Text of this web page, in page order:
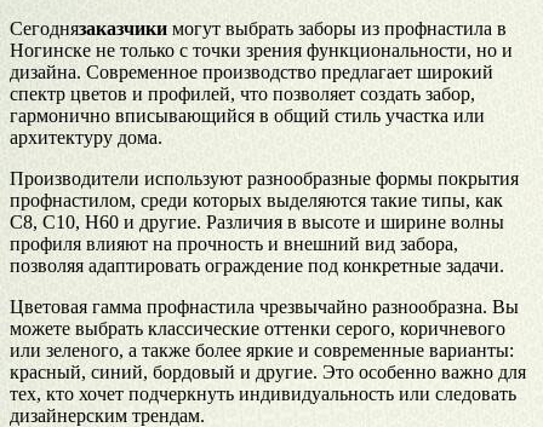
Сегоднязаказчики могут выбрать заборы из профнастила в
Ногинске не только с точки зрения функциональности, но и
дизайна. Современное производство предлагает широкий
спектр цветов и профилей, что позволяет создать забор,
гармонично вписывающийся в общий стиль участка или
архитектуру дома.
Производители используют разнообразные формы покрытия
профнастилом, среди которых выделяются такие типы, как
С8, C10, Н60 и другие. Различия в высоте и ширине волны
профиля влияют на прочность и внешний вид забора,
позволяя адаптировать ограждение под конкретные задачи.
Цветовая гамма профнастила чрезвычайно разнообразна. Вы
можете выбрать классические оттенки серого, коричневого
или зеленого, а также более яркие и современные варианты:
красный, синий, бордовый и другие. Это особенно важно для
тех, кто хочет подчеркнуть индивидуальность или следовать
дизайнерским трендам.